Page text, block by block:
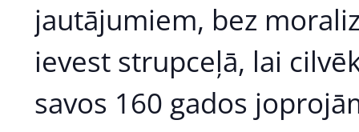
jautājumiem, bez
ievest strupceļā, lai
savos 160 gados